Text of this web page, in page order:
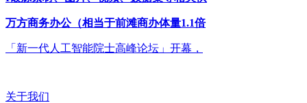
万方商务办公（相当于前滩商办体量1.1倍
「新一代人工智能院士高峰论坛」开幕，
关于我们